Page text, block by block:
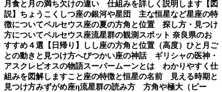
月食と月の満ち欠けの違い 仕組みを詳しく説明します【図
説】 ちょうこくしつ座の銀河や星団 主な恒星など星座の特
徴についてペルセウス座の夏の方角と位置 探し方・見つけ
方についてペルセウス座流星群の観測スポット 奈良県のお
すすめ４選【日帰り】
しし座の方角と位置（高度）ひと月ご
との動きと見つけ方へびつかい座の神話 ギリシャの医神・
アスクレピオスの物語スーパームーンとは わかりやすく仕
組みを図解しますこと座の特徴と恒星の名前 見える時期と
見つけ方みずがめ座η流星群の読み方 方角や極大（ピー